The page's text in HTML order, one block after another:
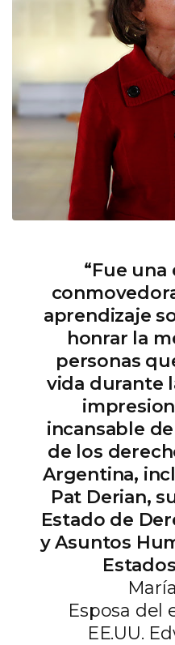
“Fue una
aprendizaje
honrar la
personas
vida durante
incansable
de los
Argentina,
Pat Derian,
Estado de
y Asuntos
Esposa del
EE.UU.